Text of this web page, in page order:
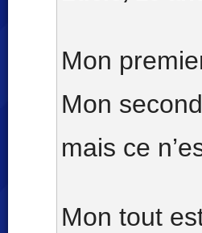
Mon
Mon
mais ce
Mon tout